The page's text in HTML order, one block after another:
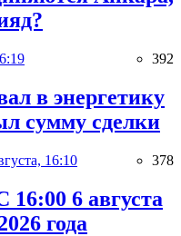
392
в энергетику
сумму сделки
16:10 378
6 августа
года